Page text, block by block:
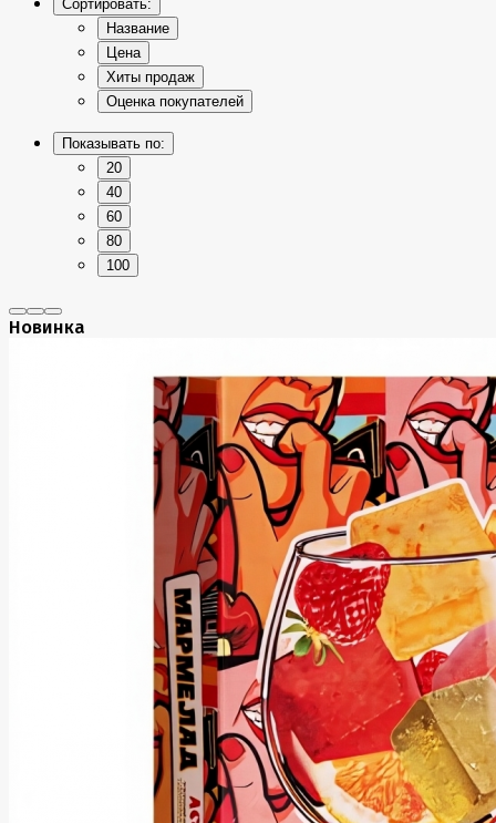
Сортировать:
Название
Цена
Хиты продаж
Оценка покупателей
Показывать по:
20
40
60
80
100
Новинка